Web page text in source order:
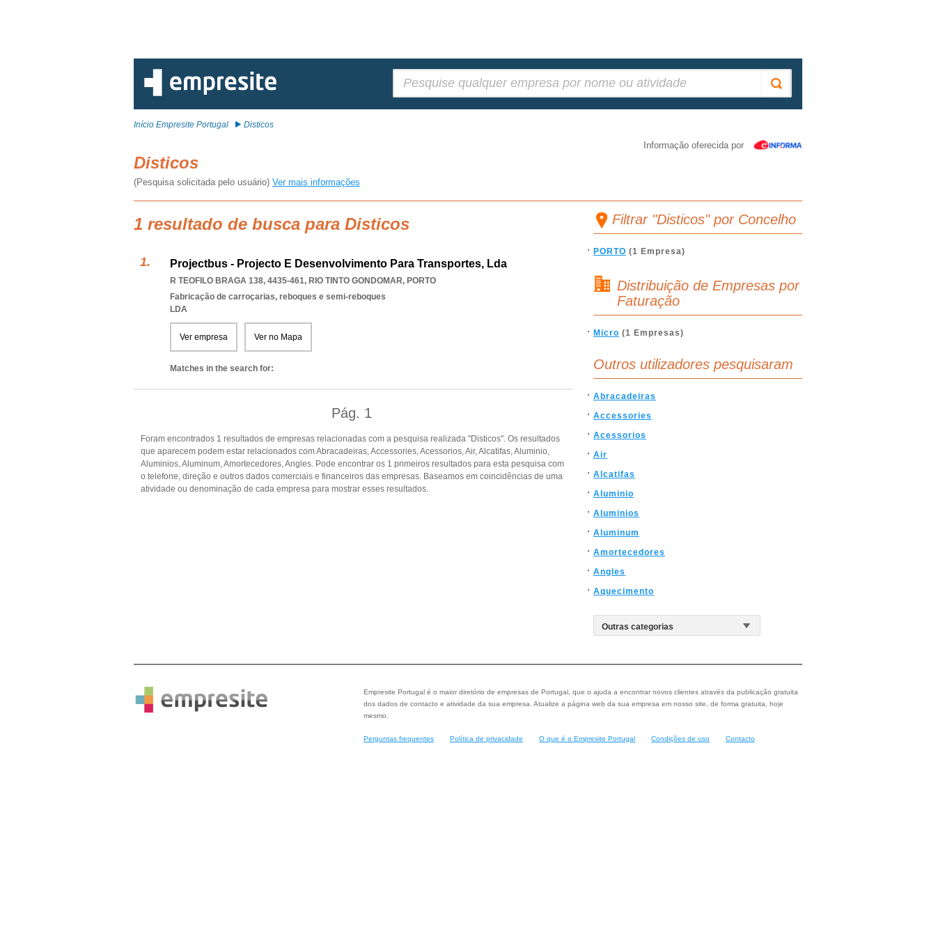
Início Empresite Portugal Disticos
Informação oferecida por
Disticos
(Pesquisa solicitada pelo usuário) Ver mais informações
1 resultado de busca para Disticos
Projectbus - Projecto E Desenvolvimento Para Transportes, Lda
R TEOFILO BRAGA 138, 4435-461, RIO TINTO GONDOMAR, PORTO
Fabricação de carroçarias, reboques e semi-reboques
LDA
Ver empresa Ver no Mapa
Matches in the search for:
Pág. 1
Foram encontrados 1 resultados de empresas relacionadas com a pesquisa realizada "Disticos". Os resultados
que aparecem podem estar relacionados com Abracadeiras, Accessories, Acessorios, Air, Alcatifas, Aluminio,
Aluminios, Aluminum, Amortecedores, Angles. Pode encontrar os 1 primeiros resultados para esta pesquisa com
o telefone, direção e outros dados comerciais e financeiros das empresas. Baseamos em coincidências de uma
atividade ou denominação de cada empresa para mostrar esses resultados.
Filtrar "Disticos" por Concelho
PORTO (1 Empresa)
Distribuição de Empresas por
Faturação
Micro (1 Empresas)
Outros utilizadores pesquisaram
Abracadeiras
Accessories
Acessorios
Air
Alcatifas
Aluminio
Aluminios
Aluminum
Amortecedores
Angles
Aquecimento
Empresite Portugal é o maior diretório de empresas de Portugal, que o ajuda a encontrar novos clientes através da publicação gratuita
dos dados de contacto e atividade da sua empresa. Atualize a página web da sua empresa em nosso site, de forma gratuita, hoje
mesmo.
Perguntas frequentes Política de privacidade O que é o Empresite Portugal Condições de uso Contacto